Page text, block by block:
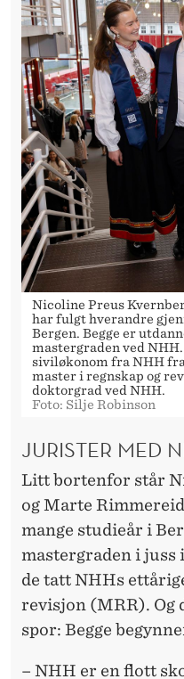
Nicoline Preus
har fulgt hverandre
Bergen. Begge er
mastergraden ved
siviløkonom fra NHH
master i regnskap og
doktorgrad ved NHH.
Foto: Silje Robinson
JURISTER MED
Litt bortenfor står
og Marte
mange studieår i
mastergraden i juss
de tatt NHHs
revisjon (MRR). Og
spor: Begge
– NHH er en flott